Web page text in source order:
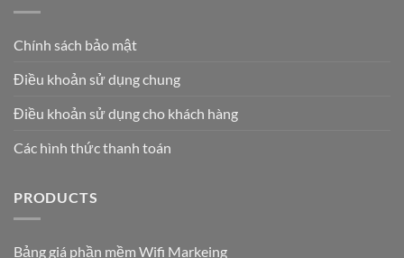
Chính sách bảo mật
Điều khoản sử dụng chung
Điều khoản sử dụng cho khách hàng
Các hình thức thanh toán
PRODUCTS
Bảng giá phần mềm Wifi Markeing